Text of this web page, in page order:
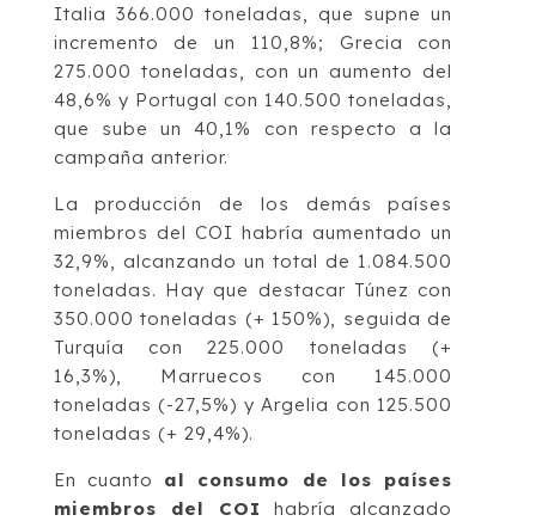
Italia 366.000 toneladas, que supne un
incremento de un 110,8%; Grecia con
275.000 toneladas, con un aumento del
48,6% y Portugal con 140.500 toneladas,
que sube un 40,1% con respecto a la
campaña anterior.
La producción de los demás países
miembros del COI habría aumentado un
32,9%, alcanzando un total de 1.084.500
toneladas. Hay que destacar Túnez con
350.000 toneladas (+ 150%), seguida de
Turquía con 225.000 toneladas (+
16,3%), Marruecos con 145.000
toneladas (-27,5%) y Argelia con 125.500
toneladas (+ 29,4%).
En cuanto al consumo de los países
miembros del COI
habría alcanzado